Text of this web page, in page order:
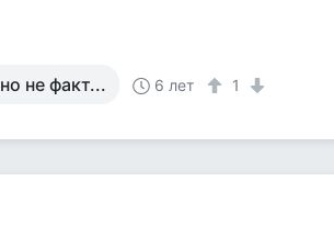
не факт... 6 лет 1